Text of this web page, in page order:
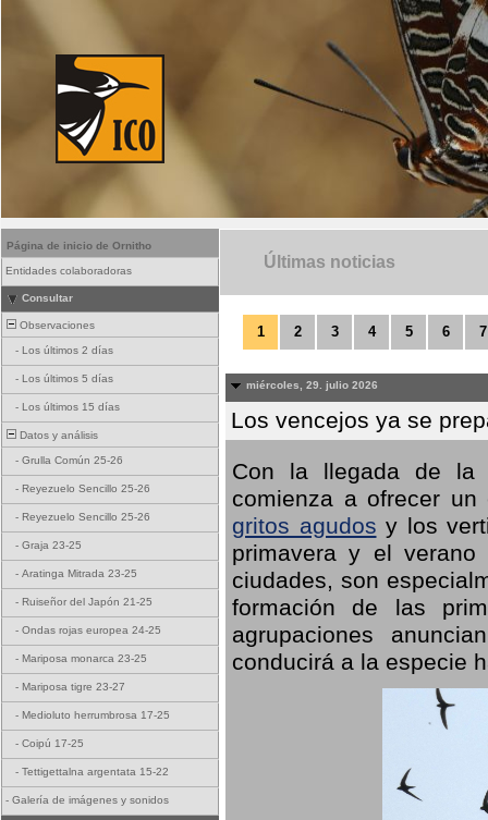
Página de inicio de Ornitho
Entidades colaboradoras
Consultar
Observaciones
- Los últimos 2 días
- Los últimos 5 días
- Los últimos 15 días
Datos y análisis
- Grulla Común 25-26
- Reyezuelo Sencillo 25-26
- Reyezuelo Sencillo 25-26
- Graja 23-25
- Aratinga Mitrada 23-25
- Ruiseñor del Japón 21-25
- Ondas rojas europea 24-25
- Mariposa monarca 23-25
- Mariposa tigre 23-27
- Medioluto herrumbrosa 17-25
- Coipú 17-25
- Tettigettalna argentata 15-22
- Galería de imágenes y sonidos
Últimas noticias
1 2 3 4 5 6 7
miércoles, 29. julio 2026
Los vencejos ya se
Con la llegada de la
comienza a ofrecer un
gritos agudos y los
primavera y el
ciudades, son
formación de las
agrupaciones
conducirá a la especie